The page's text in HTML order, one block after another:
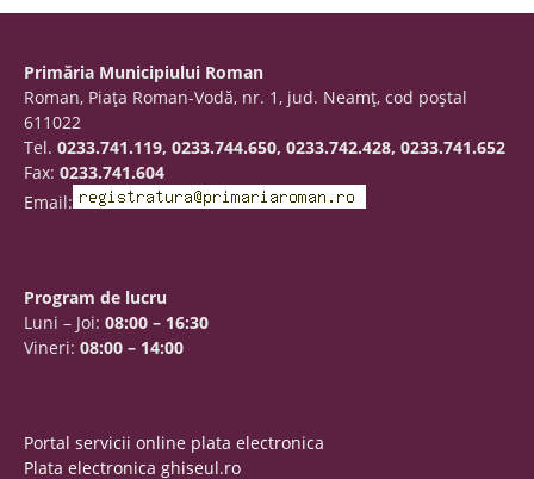
Primăria Municipiului Roman
Roman, Piaţa Roman-Vodă, nr. 1, jud. Neamţ, cod poştal
611022
Tel. 0233.741.119, 0233.744.650, 0233.742.428, 0233.741.652
Fax: 0233.741.604
Email:
Program de lucru
Luni – Joi: 08:00 – 16:30
Vineri: 08:00 – 14:00
Portal servicii online plata electronica
Plata electronica ghiseul.ro